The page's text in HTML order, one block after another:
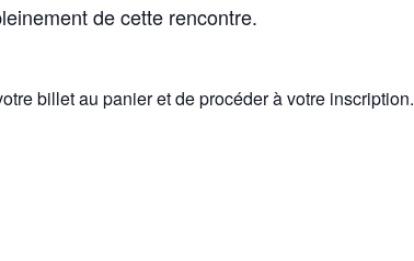
de cette rencontre.
billet au panier et de procéder à votre inscription.